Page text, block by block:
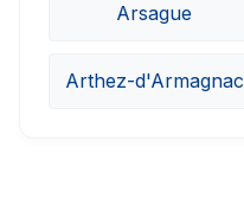
Arsague
Arthez-d'Armagnac